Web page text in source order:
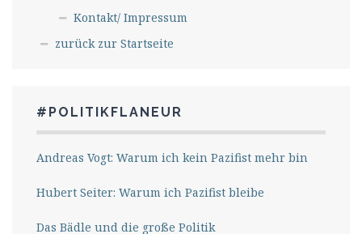
Kontakt/ Impressum
zurück zur Startseite
#POLITIKFLANEUR
Andreas Vogt: Warum ich kein Pazifist mehr bin
Hubert Seiter: Warum ich Pazifist bleibe
Das Bädle und die große Politik